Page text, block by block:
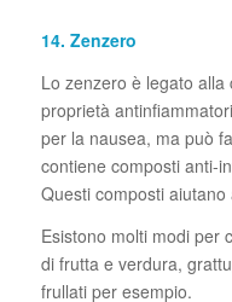
14. Zenzero
Lo zenzero è legato
proprietà
per la nausea, ma può
contiene composti anti-
Questi composti
Esistono molti modi per
di frutta e verdura,
frullati per esempio.